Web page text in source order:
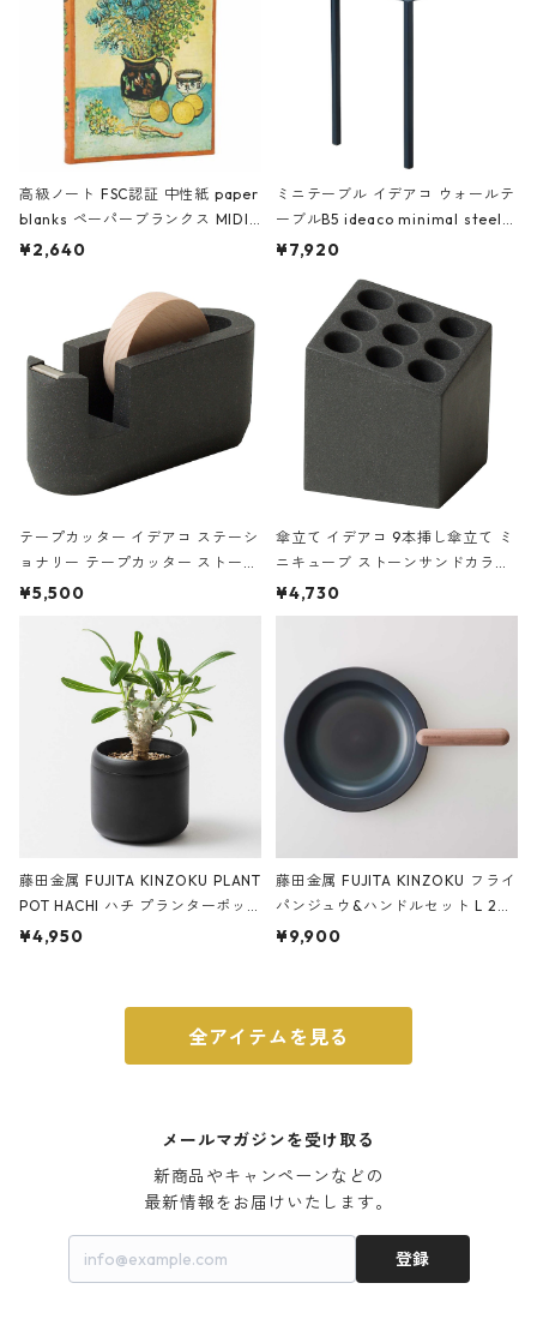
高級ノート FSC認証 中性紙 paper
blanks ペーパーブランクス MIDI
ハードカバー 罫線 ヴァン・ゴッホ
¥2,640
ミニテーブル イデアコ ウォールテ
ーブルB5 ideaco minimal steel f
urniture WALL Table B5 ネイビー
¥7,920
テープカッター イデアコ ステーシ
ョナリー テープカッター ストーン
サンドカラー 石調 ideaco Station
¥5,500
傘立て イデアコ 9本挿し傘立て ミ
ニキューブ ストーンサンドカラー
石調 ideaco Umbrella Stand CUB
E ストーンサンドブラック
¥4,730
藤田金属 FUJITA KINZOKU PLANT
POT HACHI ハチ プランターポッ
ト 3号 ブラック
¥4,950
藤田金属 FUJITA KINZOKU フライ
パンジュウ&ハンドルセット L 24c
m ガス火・IH対応 鉄フライパン
¥9,900
全アイテムを見る
メールマガジンを受け取る
新商品やキャンペーンなどの
最新情報をお届けいたします。
登録